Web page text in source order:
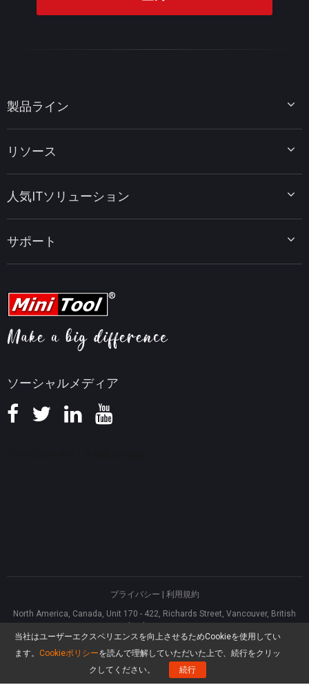
当社はユーザーエクスペリエンスを向上させるためCookieを使用してい
ます。 Cookieポリシーを読んで理解していただいた上で、続行をクリッ
クしてください。
続行
ソーシャルメディア
製品ライン
MiniTool Power Data Recovery
MiniTool PDF Editor
MiniTool MovieMaker
MiniTool uTube Downloader
リソース
データ復元ヒント
PDF編集ヒント
動画編集ヒント
ビデオ変換ヒント
画面録画ヒント
知識ベース
人気ITソリューション
MiniTool ニュースセンター
サポート
ヘルプ
プライバシー
利用規約
North America, Canada, Unit 170 - 422, Richards Street, Vancouver, British
Asia, Hong Kong, Suite 820,8/F., Ocean Centre, Harbour City, 5 Canton Road,
Tsim Sha Tsui, Kowloon
2026 MiniTool Software Limited, All rights reserved.